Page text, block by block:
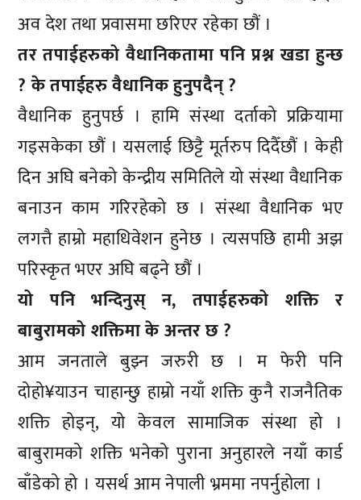
अव देश तथा प्रवासमा छरिएर रहेका छौं ।
तर तपाईहरुको वैधानिकतामा पनि प्रश्न खडा हुन्छ
? के तपाईहरु वैधानिक हुनुपदैन् ?
वैधानिक हुनुपर्छ । हामि संस्था दर्ताको प्रक्रियामा
गइसकेका छौं । यसलाई छिट्टै मूर्तरुप दिदैँछौं । केही
दिन अघि बनेको केन्द्रीय समितिले यो संस्था वैधानिक
बनाउन काम गरिरहेको छ । संस्था वैधानिक भए
लगत्तै हाम्रो महाधिवेशन हुनेछ । त्यसपछि हामी अझ
परिस्कृत भएर अघि बढ्ने छौं ।
यो पनि भन्दिनुस् न, तपाईहरुको शक्ति र
बाबुरामको शक्तिमा के अन्तर छ ?
आम जनताले बुझ्न जरुरी छ । म फेरी पनि
दोहो¥याउन चाहान्छु हाम्रो नयाँ शक्ति कुनै राजनैतिक
शक्ति होइन्, यो केवल सामाजिक संस्था हो ।
बाबुरामको शक्ति भनेको पुराना अनुहारले नयाँ कार्ड
बाँडेको हो । यसर्थ आम नेपाली भ्रममा नपर्नुहोला ।